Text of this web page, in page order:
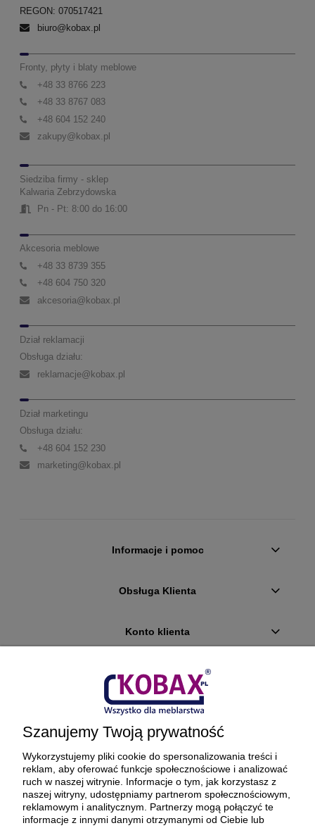
REGON: 070517421
biuro@kobax.pl
Fronty, płyty i blaty meblowe
+48 33 8766 223
+48 33 8767 083
+48 604 152 240
zakupy@kobax.pl
Siedziba firmy - sklep
Kalwaria Zebrzydowska
Pn - Pt: 8:00 do 16:00
Akcesoria meblowe
+48 33 8739 355
+48 604 750 320
akcesoria@kobax.pl
Dział reklamacji
Obsługa działu:
reklamacje@kobax.pl
Dział marketingu
Obsługa działu:
+48 604 152 230
marketing@kobax.pl
Informacje i pomoc
Obsługa Klienta
Konto klienta
Płatności i dostawa
Ciekawostki
O firmie
BEZPIECZNE PŁATNOŚCI ORAZ DOSTAWA
Szanujemy Twoją prywatność
Wykorzystujemy pliki cookie do spersonalizowania treści i
reklam, aby oferować funkcje społecznościowe i analizować
ruch w naszej witrynie. Informacje o tym, jak korzystasz z
naszej witryny, udostępniamy partnerom społecznościowym,
reklamowym i analitycznym. Partnerzy mogą połączyć te
informacje z innymi danymi otrzymanymi od Ciebie lub